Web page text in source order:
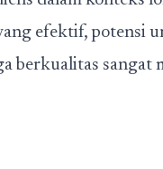
efektif, potensi
berkualitas sangat